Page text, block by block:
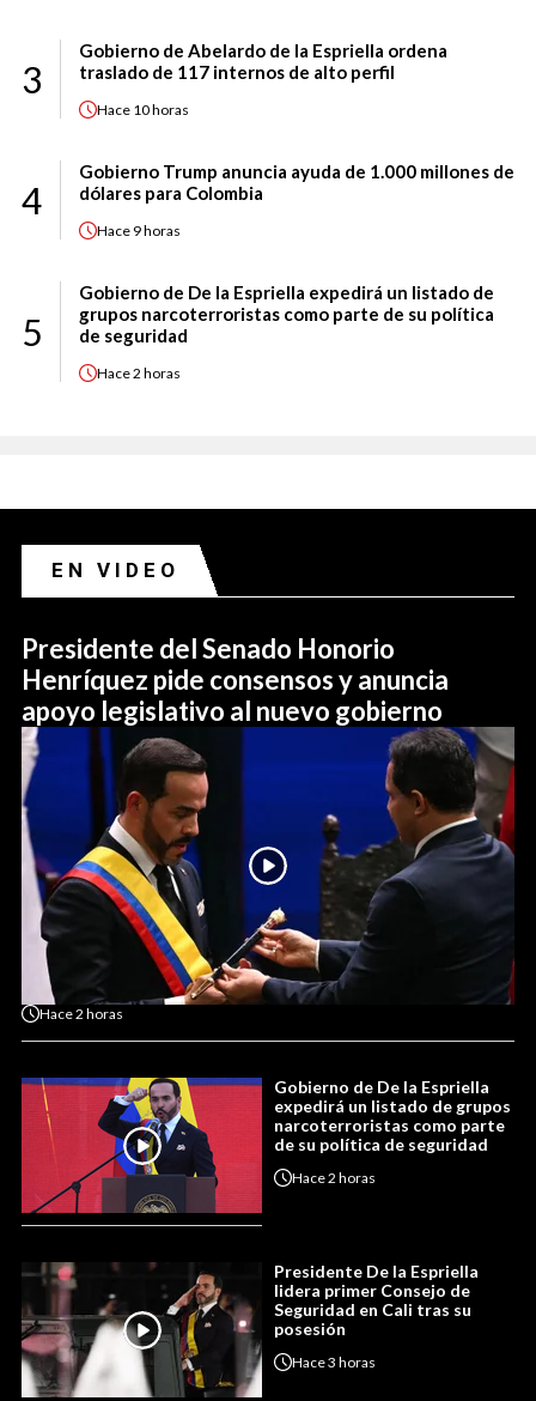
3
Gobierno de Abelardo de la Espriella ordena
traslado de 117 internos de alto perfil
Hace 10 horas
4
Gobierno Trump anuncia ayuda de 1.000 millones de
dólares para Colombia
Hace 9 horas
5
Gobierno de De la Espriella expedirá un listado de
grupos narcoterroristas como parte de su política
de seguridad
Hace2 horas
EN VIDEO
Presidente del Senado Honorio
Henríquez pide consensos y anuncia
apoyo legislativo al nuevo gobierno
Hace2 horas
Gobierno de De la Espriella
expedirá un listado de grupos
narcoterroristas como parte
de su política de seguridad
Hace2 horas
Presidente De la Espriella
lidera primer Consejo de
Seguridad en Cali tras su
posesión
Hace3 horas